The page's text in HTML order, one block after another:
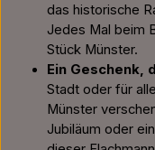
das historische
Jedes Mal beim
Stück Münster.
Ein Geschenk,
Stadt oder für
Münster
Jubiläum oder